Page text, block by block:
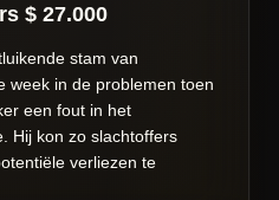
$ 27.000
stam van
week in de problemen toen
een fout in het
Hij kon zo slachtoffers
verliezen te